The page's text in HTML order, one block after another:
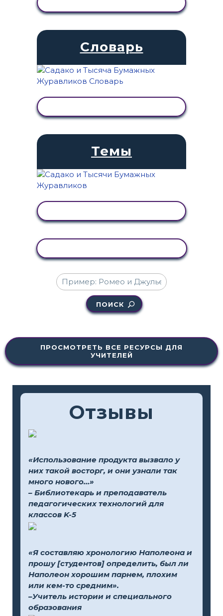
Словарь
Темы
ПОИСК
ПРОСМОТРЕТЬ ВСЕ РЕСУРСЫ ДЛЯ
УЧИТЕЛЕЙ
Отзывы
«Использование продукта вызвало у
них такой восторг, и они узнали так
много нового...»
– Библиотекарь и преподаватель
педагогических технологий для
классов K-5
«Я составляю хронологию Наполеона и
прошу [студентов] определить, был ли
Наполеон хорошим парнем, плохим
или кем-то средним».
–Учитель истории и специального
образования